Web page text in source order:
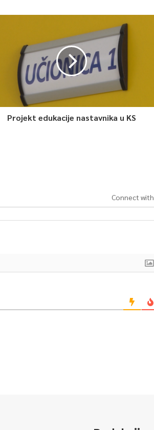
Projekt edukacije nastavnika u KS
Connect with